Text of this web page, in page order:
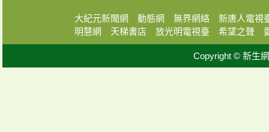
大紀元新聞網 動態網 無界網絡
新唐人電視
明慧網
天梯書店 放光明電視臺 希望之聲
Copyright © 新生